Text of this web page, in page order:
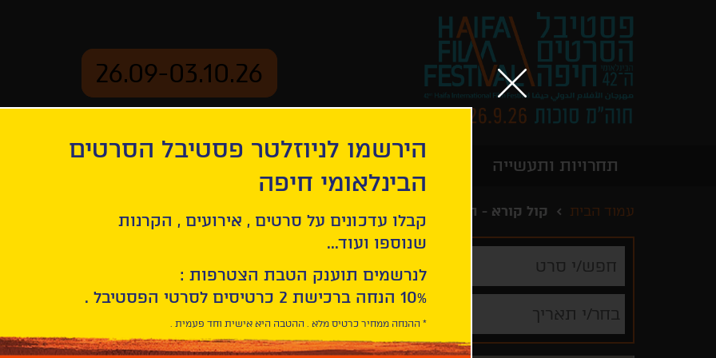
26.09-03.10.26
תחרויות ותעשייה
עמוד הבית קול קורא - הקראה ראשונה
סרט
בחר/י תאריך
להגשת
הירשמו לניוזלטר פסטיבל הסרטים
הבינלאומי חיפה
קבלו עדכונים על סרטים , אירועים , הקרנות
שנוספו ועוד...
לנרשמים תוענק הטבת הצטרפות :
10% הנחה ברכישת 2 כרטיסים לסרטי הפסטיבל .
* ההנחה ממחיר כרטיס מלא . ההטבה היא אישית וחד פעמית .